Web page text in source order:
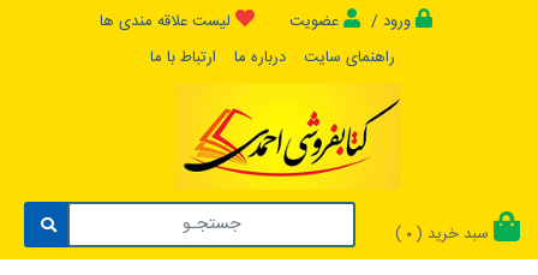
ورود / عضویت
لیست علاقه مندی ها
راهنمای سایت
درباره ما ارتباط با ما
سبد خرید ( 0
)